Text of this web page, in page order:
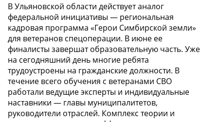
В Ульяновской области действует аналог
федеральной инициативы — региональная
кадровая программа «Герои Симбирской земли»
для ветеранов спецоперации. В июне ее
финалисты завершат образовательную часть. Уже
на сегодняшний день многие ребята
трудоустроены на гражданские должности. В
течение всего обучения с ветеранами СВО
работали ведущие эксперты и индивидуальные
наставники — главы муниципалитетов,
руководители отраслей. Комплекс теории и